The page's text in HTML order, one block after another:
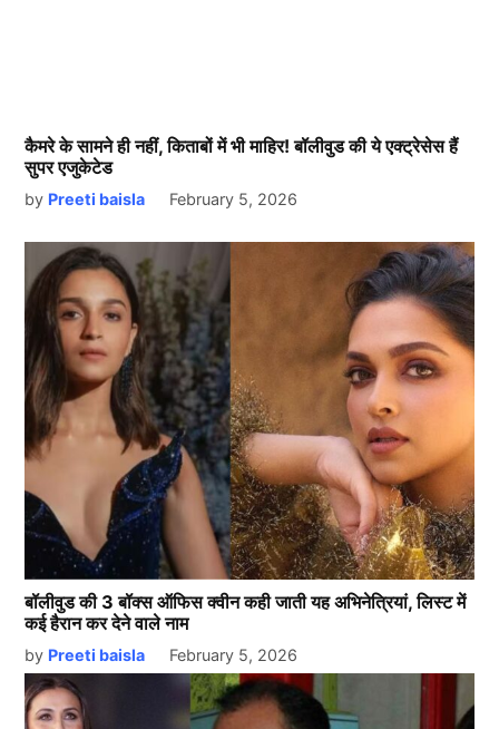
कैमरे के सामने ही नहीं, किताबों में भी माहिर! बॉलीवुड की ये एक्ट्रेसेस हैं
सुपर एजुकेटेड
by Preeti baisla February 5, 2026
बॉलीवुड की 3 बॉक्स ऑफिस क्वीन कही जाती यह अभिनेत्रियां, लिस्ट में
कई हैरान कर देने वाले नाम
by Preeti baisla February 5, 2026